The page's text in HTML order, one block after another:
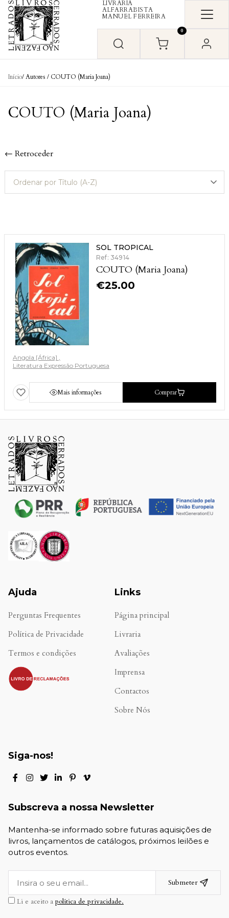
Skip to content
LIVRARIA
ALFARRABISTA
MANUEL FERREIRA
0
Início/ Autores / COUTO (Maria Joana)
COUTO (Maria Joana)
← Retroceder
SOL TROPICAL
Ref: 34914
COUTO (Maria Joana)
€25.00
Angola [África]
Literatura Expressão Portuguesa
Mais informações Comprar
Ajuda
Perguntas Frequentes
Política de Privacidade
Termos e condições
.
Links
Página principal
Livraria
Avaliações
Imprensa
Contactos
Sobre Nós
Siga-nos!
Subscreva a nossa Newsletter
Mantenha-se informado sobre futuras aquisições de
livros, lançamentos de catálogos, próximos leilões e
outros eventos.
Submeter
Li e aceito a política de privacidade.